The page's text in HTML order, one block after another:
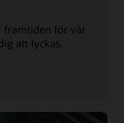
framtiden för vår
att lyckas.